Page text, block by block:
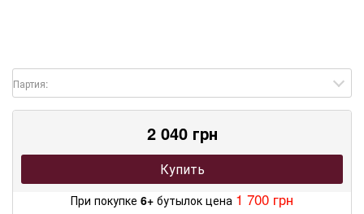
Партия:
2 040 грн
Купить
При покупке 6+ бутылок цена 1 700 грн